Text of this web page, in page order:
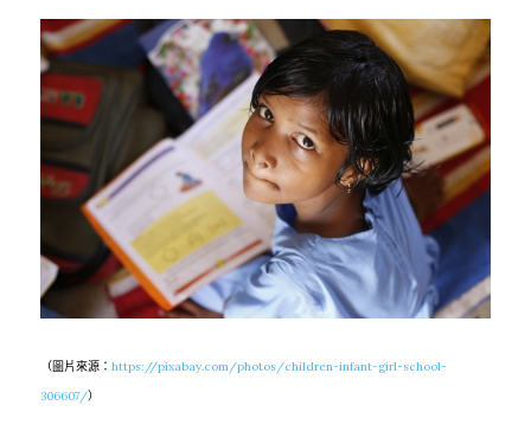
（圖片來源： https://pixabay.com/photos/children-infant-girl-school-
306607/）